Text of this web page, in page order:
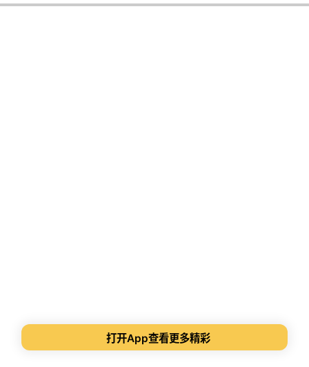
打开App查看更多精彩